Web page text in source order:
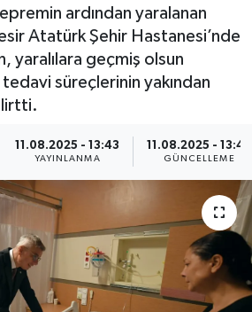
ardından yaralanan
Atatürk Şehir Hastanesi’nde
yaralılara geçmiş olsun
süreçlerinin yakından
11.08.2025 - 13:43
YAYINLANMA
11.08.2025 - 13:43
GÜNCELLEME
Sanat - Turizm